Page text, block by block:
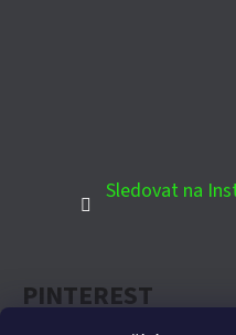
Sledovat na
PINTEREST